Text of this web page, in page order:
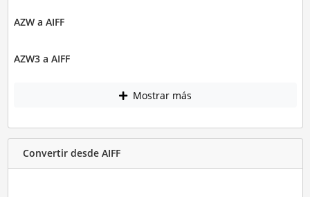
AZW a AIFF
AZW3 a AIFF
Mostrar más
Convertir desde AIFF